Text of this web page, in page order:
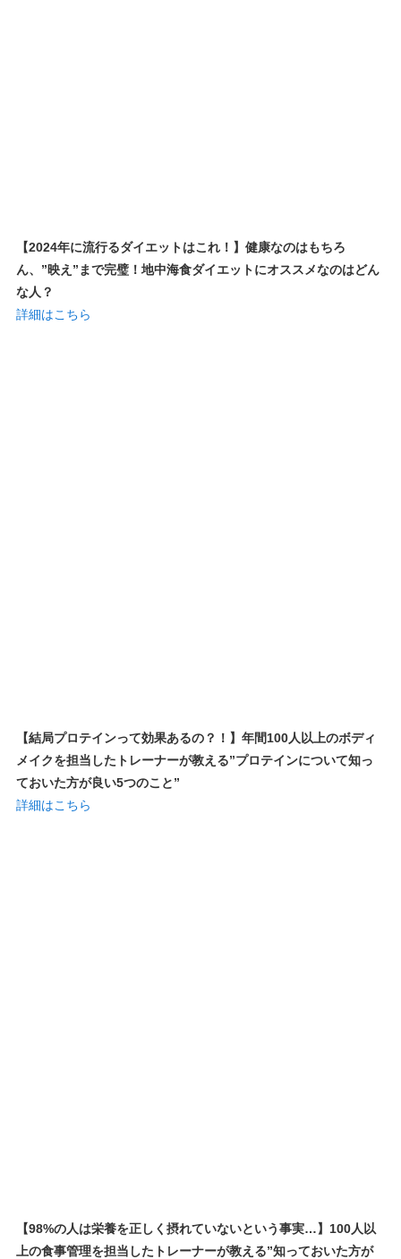
【2024年に流行るダイエットはこれ！】健康なのはもちろ
ん、”映え”まで完璧！地中海食ダイエットにオススメなのはどん
な人？
詳細はこちら
【結局プロテインって効果あるの？！】年間100人以上のボディ
メイクを担当したトレーナーが教える”プロテインについて知っ
ておいた方が良い5つのこと”
詳細はこちら
【98%の人は栄養を正しく摂れていないという事実…】100人以
上の食事管理を担当したトレーナーが教える”知っておいた方が